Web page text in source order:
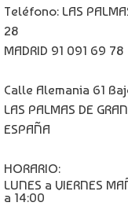
Teléfono: LAS
28
MADRID 91 091 69 78
Calle Alemania 61
LAS PALMAS DE
ESPAÑA
HORARIO:
LUNES a VIERNES
a 14:00